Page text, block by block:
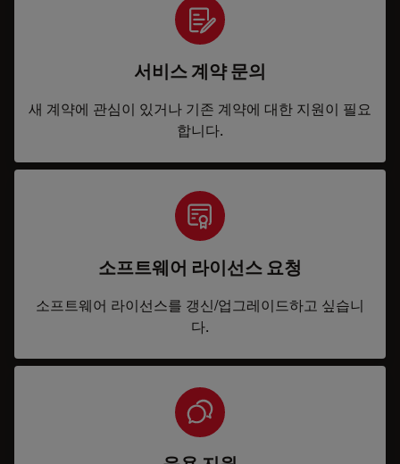
서비스 계약 문의
새 계약에 관심이 있거나 기존 계약에 대한 지원이 필요
합니다.
소프트웨어 라이선스 요청
소프트웨어 라이선스를 갱신/업그레이드하고 싶습니
다.